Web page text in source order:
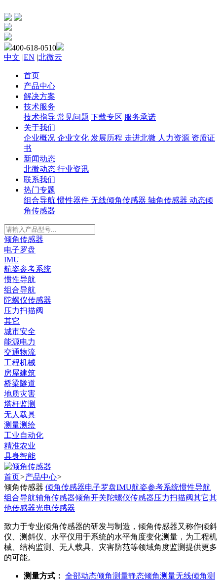
400-618-0510
中文 |EN |北微云
首页
产品中心
解决方案
技术服务
技术指导 常见问题 下载专区 服务承诺
关于我们
企业概况 企业文化 发展历程 走进北微 人力资源 资质证
书
新闻动态
北微动态 行业资讯
联系我们
热门专题
组合导航 惯性器件 无线倾角传感器 轴角传感器 动态倾
角传感器
倾角传感器
电子罗盘
IMU
航姿参考系统
惯性导航
组合导航
陀螺仪传感器
压力扫描阀
其它
城市安全
能源电力
交通物流
工程机械
房屋建筑
桥梁隧道
地质灾害
塔杆监测
无人载具
测量测绘
工业自动化
精准农业
具身智能
首页>产品中心>
倾角传感器 倾角传感器电子罗盘IMU航姿参考系统惯性导航
组合导航轴角传感器倾角开关陀螺仪传感器压力扫描阀其它其
他传感器光电传感器
致力于专业倾角传感器的研发与制造，倾角传感器又称作倾斜
仪、测斜仪、水平仪用于系统的水平角度变化测量，为工程机
械、结构监测、无人载具、灾害防范等领域角度监测提供更多
的可能。
测量方式： 全部动态倾角测量静态倾角测量无线倾角测